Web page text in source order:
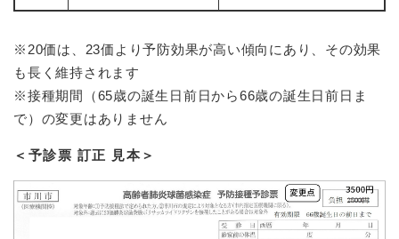
※20価は、23価より予防効果が高い傾向にあり、その効果
も長く維持されます
※接種期間（65歳の誕生日前日から66歳の誕生日前日ま
で）の変更はありません
＜予診票 訂正 見本＞